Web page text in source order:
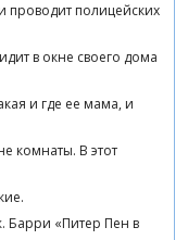
проводит полицейских
в окне своего дома
и где ее мама, и
комнаты. В этот
Барри «Питер Пен в